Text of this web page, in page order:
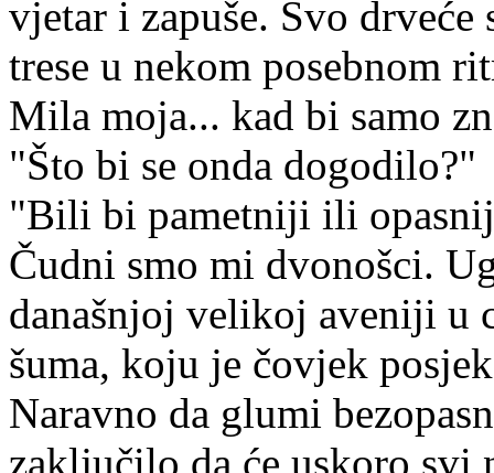
vjetar i zapuše. Svo drveće
trese u nekom posebnom
Mila moja... kad bi samo
"Što bi se onda dogodilo?"
"Bili bi pametniji ili
Čudni smo mi dvonošci.
današnjoj velikoj aveniji u
šuma, koju je čovjek
Naravno da glumi
zaključilo da će uskoro svi